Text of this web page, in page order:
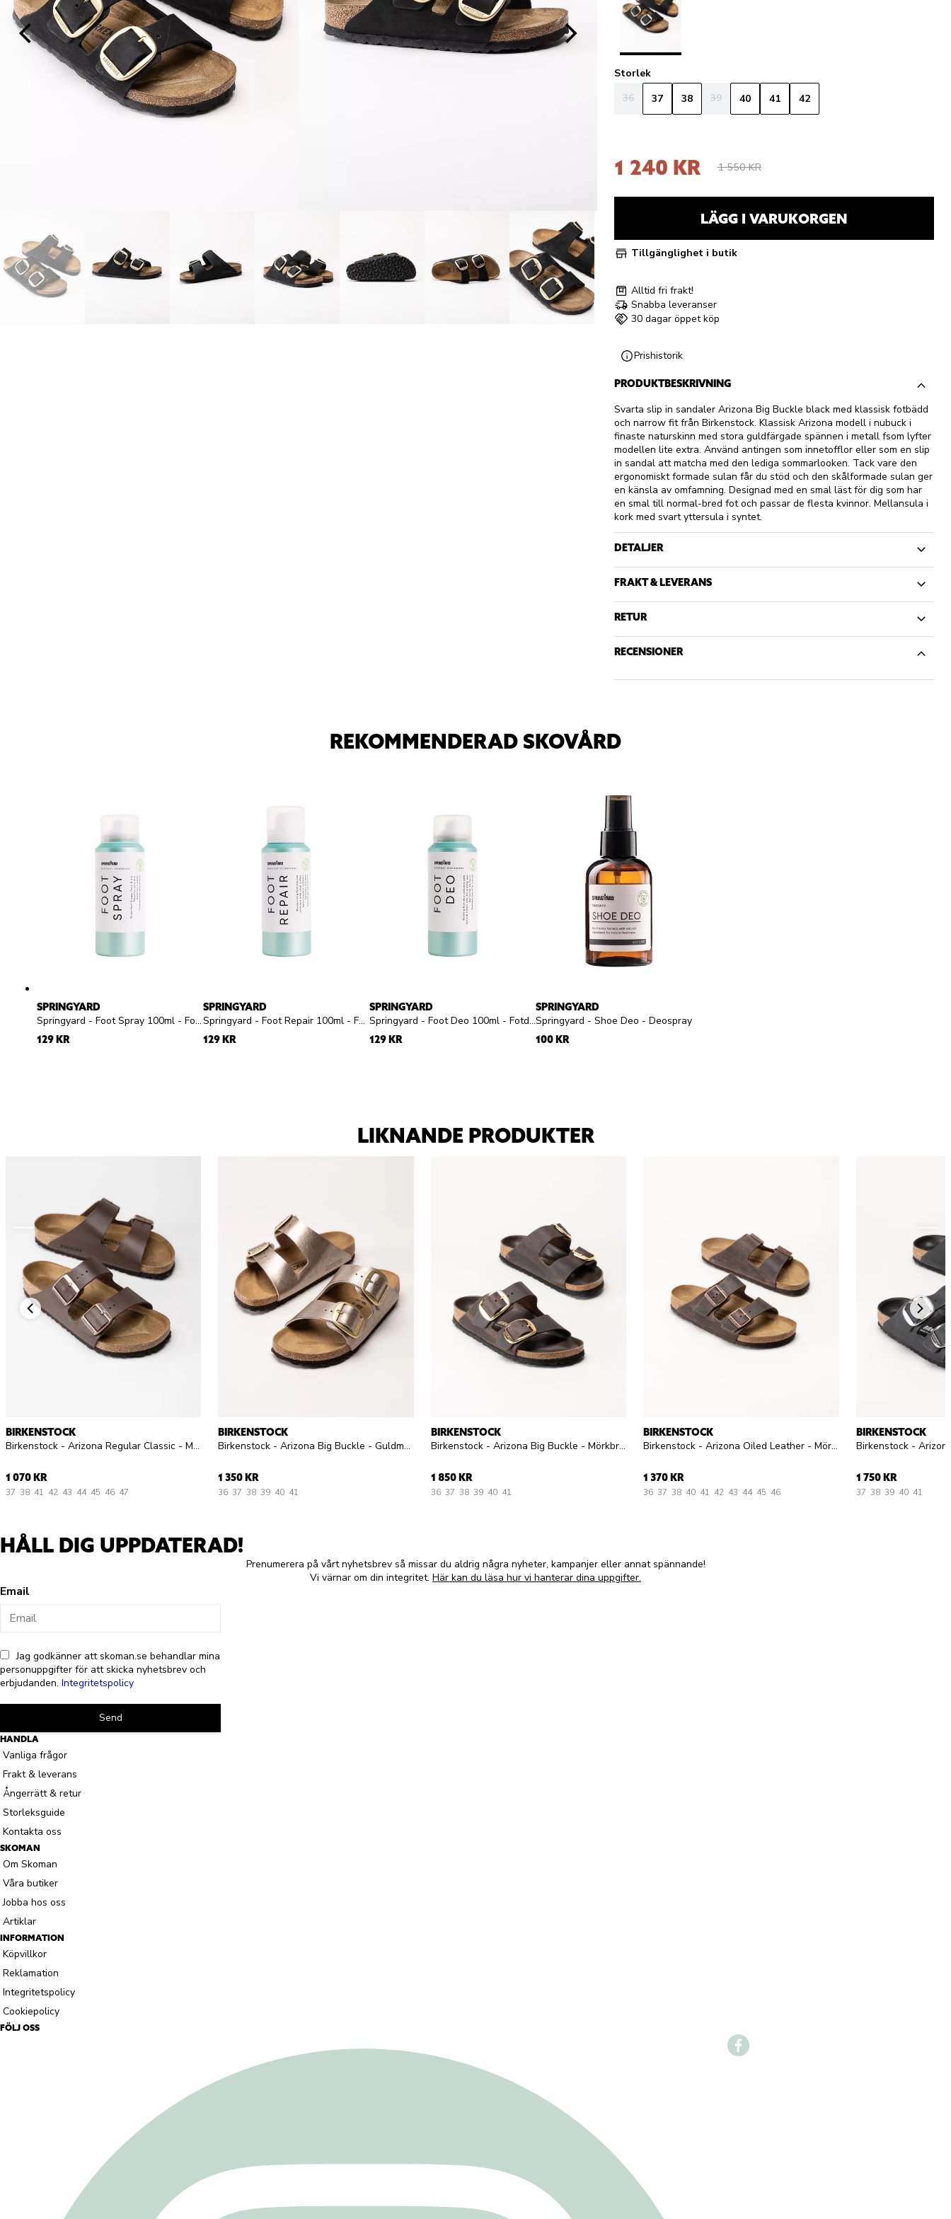
Storlek
36
37 38 39 40 41 42
1 240 KR 1 550 KR
LÄGG I VARUKORGEN
Tillgänglighet i butik
Alltid fri frakt!
Snabba leveranser
30 dagar öppet köp
Prishistorik
PRODUKTBESKRIVNING
Svarta slip in sandaler Arizona Big Buckle black med klassisk fotbädd
och narrow fit från Birkenstock. Klassisk Arizona modell i nubuck i
finaste naturskinn med stora guldfärgade spännen i metall fsom lyfter
modellen lite extra. Använd antingen som innetofflor eller som en slip
in sandal att matcha med den lediga sommarlooken. Tack vare den
ergonomiskt formade sulan får du stöd och den skålformade sulan ger
en känsla av omfamning. Designad med en smal läst för dig som har
en smal till normal-bred fot och passar de flesta kvinnor. Mellansula i
kork med svart yttersula i syntet.
DETALJER
FRAKT & LEVERANS
RETUR
RECENSIONER
REKOMMENDERAD SKOVÅRD
SPRINGYARD
Springyard - Foot Spray 100ml - Fotspray
129 KR
SPRINGYARD
Springyard - Foot Repair 100ml - Fotmousse
129 KR
SPRINGYARD
Springyard - Foot Deo 100ml - Fotdeo spray
129 KR
SPRINGYARD
Springyard - Shoe Deo - Deospray
100 KR
LIKNANDE PRODUKTER
BIRKENSTOCK
Birkenstock - Arizona Regular Classic - Mörkbruna slip in sandaler
1 070 KR
37 38 41 42 43 44 45 46 47
BIRKENSTOCK
Birkenstock - Arizona Big Buckle - Guldmetallic slip in sandaler
1 350 KR
36 37 38 39 40 41
BIRKENSTOCK
Birkenstock - Arizona Big Buckle - Mörkbruna slip in sandaler
1 850 KR
36 37 38 39 40 41
BIRKENSTOCK
Birkenstock - Arizona Oiled Leather - Mörkbruna slip in sandaler
1 370 KR
36 37 38 40 41 42 43 44 45 46
BIRKENSTOCK
1 750 KR
37 38 39 40 41
HÅLL DIG UPPDATERAD!
Prenumerera på vårt nyhetsbrev så missar du aldrig några nyheter, kampanjer eller annat spännande!
Vi värnar om din integritet. Här kan du läsa hur vi hanterar dina uppgifter.
Email
Jag godkänner att skoman.se behandlar mina
personuppgifter för att skicka nyhetsbrev och
erbjudanden. Integritetspolicy
Send
HANDLA
Vanliga frågor
Frakt & leverans
Ångerrätt & retur
Storleksguide
Kontakta oss
SKOMAN
Om Skoman
Våra butiker
Jobba hos oss
Artiklar
INFORMATION
Köpvillkor
Reklamation
Integritetspolicy
Cookiepolicy
FÖLJ OSS